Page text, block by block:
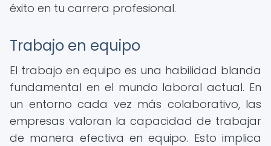
éxito en tu carrera profesional.
Trabajo en equipo
El trabajo en equipo es una habilidad blanda
fundamental en el mundo laboral actual. En
un entorno cada vez más colaborativo, las
empresas valoran la capacidad de trabajar
de manera efectiva en equipo. Esto implica